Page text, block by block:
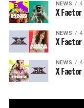
NEWS 4
X
NEWS 4
X
NEWS 4
X